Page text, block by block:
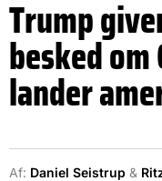
Trump
besked
lander
Af: Daniel Seistrup &